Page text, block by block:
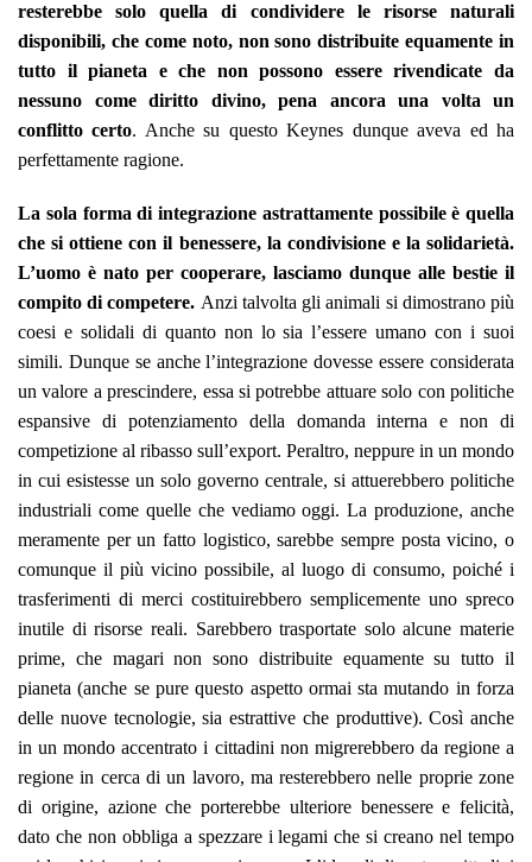
resterebbe solo quella di condividere le risorse naturali
disponibili, che come noto, non sono distribuite equamente in
tutto il pianeta e che non possono essere rivendicate da
nessuno come diritto divino, pena ancora una volta un
conflitto certo. Anche su questo Keynes dunque aveva ed ha
perfettamente ragione.
La sola forma di integrazione astrattamente possibile è quella
che si ottiene con il benessere, la condivisione e la solidarietà.
L’uomo è nato per cooperare, lasciamo dunque alle bestie il
compito di competere. Anzi talvolta gli animali si dimostrano più
coesi e solidali di quanto non lo sia l’essere umano con i suoi
simili. Dunque se anche l’integrazione dovesse essere considerata
un valore a prescindere, essa si potrebbe attuare solo con politiche
espansive di potenziamento della domanda interna e non di
competizione al ribasso sull’export. Peraltro, neppure in un mondo
in cui esistesse un solo governo centrale, si attuerebbero politiche
industriali come quelle che vediamo oggi. La produzione, anche
meramente per un fatto logistico, sarebbe sempre posta vicino, o
comunque il più vicino possibile, al luogo di consumo, poiché i
trasferimenti di merci costituirebbero semplicemente uno spreco
inutile di risorse reali. Sarebbero trasportate solo alcune materie
prime, che magari non sono distribuite equamente su tutto il
pianeta (anche se pure questo aspetto ormai sta mutando in forza
delle nuove tecnologie, sia estrattive che produttive). Così anche
in un mondo accentrato i cittadini non migrerebbero da regione a
regione in cerca di un lavoro, ma resterebbero nelle proprie zone
di origine, azione che porterebbe ulteriore benessere e felicità,
dato che non obbliga a spezzare i legami che si creano nel tempo